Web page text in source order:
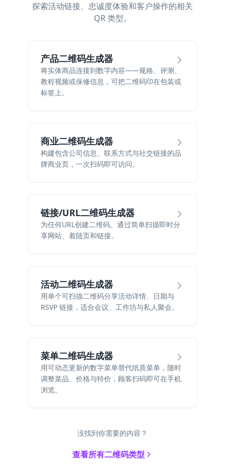
探索活动链接、忠诚度体验和客户操作的相关
QR 类型。
产品二维码生成器
将实体商品连接到数字内容——规格、评测、
教程视频或保修信息，可把二维码印在包装或
标签上。
商业二维码生成器
构建包含公司信息、联系方式与社交链接的品
牌商业页，一次扫码即可访问。
链接/URL二维码生成器
为任何URL创建二维码。通过简单扫描即时分
享网站、着陆页和链接。
活动二维码生成器
用单个可扫描二维码分享活动详情、日期与
RSVP 链接，适合会议、工作坊与私人聚会。
菜单二维码生成器
用可动态更新的数字菜单替代纸质菜单，随时
调整菜品、价格与特价，顾客扫码即可在手机
浏览。
没找到你需要的内容？
查看所有二维码类型